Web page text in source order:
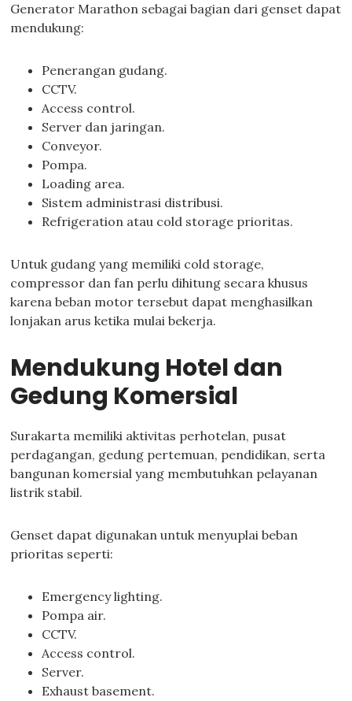
Generator Marathon sebagai bagian dari genset dapat
mendukung:
Penerangan gudang.
CCTV.
Access control.
Server dan jaringan.
Conveyor.
Pompa.
Loading area.
Sistem administrasi distribusi.
Refrigeration atau cold storage prioritas.
Untuk gudang yang memiliki cold storage,
compressor dan fan perlu dihitung secara khusus
karena beban motor tersebut dapat menghasilkan
lonjakan arus ketika mulai bekerja.
Mendukung Hotel dan
Gedung Komersial
Surakarta memiliki aktivitas perhotelan, pusat
perdagangan, gedung pertemuan, pendidikan, serta
bangunan komersial yang membutuhkan pelayanan
listrik stabil.
Genset dapat digunakan untuk menyuplai beban
prioritas seperti:
Emergency lighting.
Pompa air.
CCTV.
Access control.
Server.
Exhaust basement.